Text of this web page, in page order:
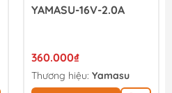
YAMASU-16V-2.0A
360.000₫
Thương hiệu: Yamasu